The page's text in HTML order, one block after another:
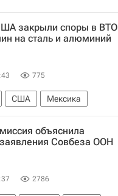
закрыли споры в ВТО
на сталь и алюминий
775
США
Мексика
организация (ВТО)
объяснила
Совбеза ООН
2786